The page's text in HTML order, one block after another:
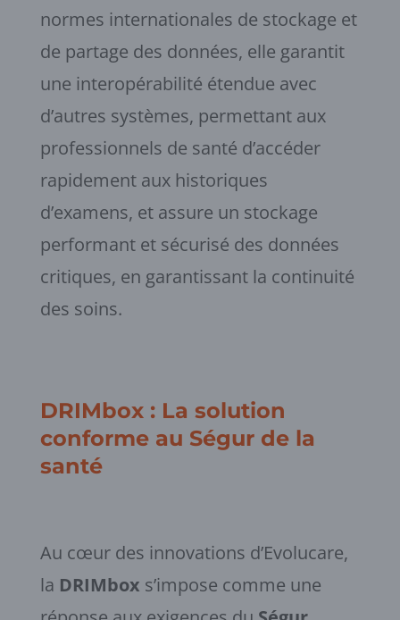
normes internationales de stockage et
de partage des données, elle garantit
une interopérabilité étendue avec
d’autres systèmes, permettant aux
professionnels de santé d’accéder
rapidement aux historiques
d’examens, et assure un stockage
performant et sécurisé des données
critiques, en garantissant la continuité
des soins.
DRIMbox: La solution
conforme au Ségur de la
santé
Au cœur des innovations d’Evolucare,
la DRIMbox s’impose comme une